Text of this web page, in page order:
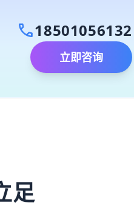
call18501056132
立即咨询
足